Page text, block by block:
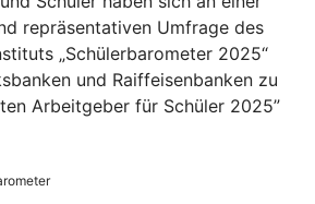
repräsentativen Umfrage des
„Schülerbarometer 2025“
und Raiffeisenbanken zu
Arbeitgeber für Schüler 2025”